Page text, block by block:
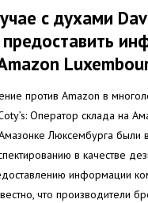
с духами
предоставить
против Amazon в
Оператор склада на
Люксембурга были
в качестве
информации
что производители